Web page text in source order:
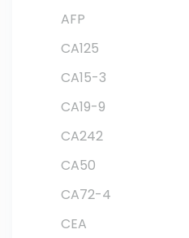
AFP
CA125
CA15-3
CA19-9
CA242
CA50
CA72-4
CEA